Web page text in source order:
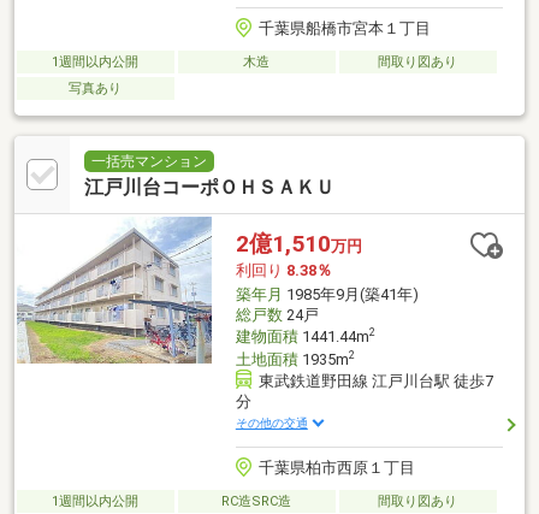
千葉県船橋市宮本１丁目
1週間以内公開 木造
間取り図あり
写真あり
一括売マンション
江戸川台コーポＯＨＳＡＫＵ
2億1,510万円
利回り 8.38％
築年月 1985年9月(築41年)
総戸数24戸
建物面積1441.44m2
土地面積1935m2
東武鉄道野田線 江戸川台駅 徒歩7
分
その他の交通
千葉県柏市西原１丁目
1週間以内公開 RC造SRC造
間取り図あり